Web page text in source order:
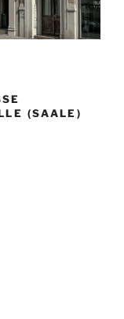
S
(SAALE)